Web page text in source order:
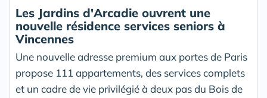
Les Jardins d'Arcadie ouvrent une
nouvelle résidence services seniors à
Vincennes
Une nouvelle adresse premium aux portes de Paris
propose 111 appartements, des services complets
et un cadre de vie privilégié à deux pas du Bois de